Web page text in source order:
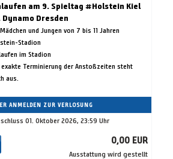
am 9. Spieltag #Holstein Kiel
Dynamo Dresden
und Jungen von 7 bis 11 Jahren
Stadion
im Stadion
exakte Terminierung der Anstoßzeiten steht
aus.
ANMELDEN ZUR VERLOSUNG
01. Oktober 2026, 23:59 Uhr
0,00 EUR
Ausstattung wird gestellt